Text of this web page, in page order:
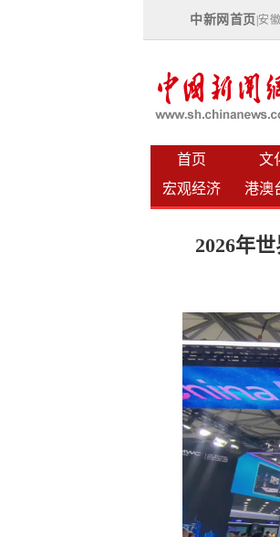
中新网首页 安徽
首页 文
宏观经济
港澳
2026年